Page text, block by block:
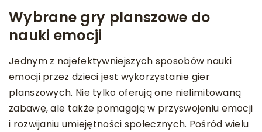
Wybrane gry planszowe do
nauki emocji
Jednym z najefektywniejszych sposobów nauki
emocji przez dzieci jest wykorzystanie gier
planszowych. Nie tylko oferują one nielimitowaną
zabawę, ale także pomagają w przyswojeniu emocji
i rozwijaniu umiejętności społecznych. Pośród wielu